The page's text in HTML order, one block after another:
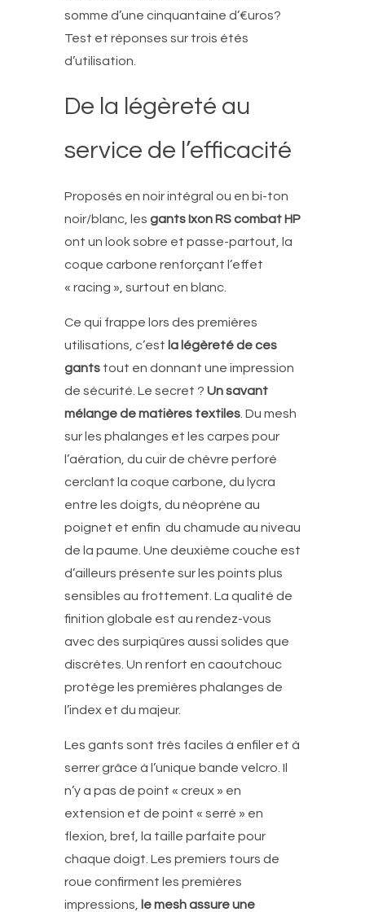
somme d’une cinquantaine d’€uros?
Test et réponses sur trois étés
d’utilisation.
De la légèreté au
service de l’efficacité
Proposés en noir intégral ou en bi-ton
noir/blanc, les gants Ixon RS combat HP
ont un look sobre et passe-partout, la
coque carbone renforçant l’effet
« racing », surtout en blanc.
Ce qui frappe lors des premières
utilisations, c’est la légèreté de ces
gants tout en donnant une impression
de sécurité. Le secret ? Un savant
mélange de matières textiles . Du mesh
sur les phalanges et les carpes pour
l’aération, du cuir de chèvre perforé
cerclant la coque carbone, du lycra
entre les doigts, du néoprène au
poignet et enfin du chamude au niveau
de la paume. Une deuxième couche est
d’ailleurs présente sur les points plus
sensibles au frottement. La qualité de
finition globale est au rendez-vous
avec des surpiqûres aussi solides que
discrètes. Un renfort en caoutchouc
protège les premières phalanges de
l’index et du majeur.
Les gants sont très faciles à enfiler et à
serrer grâce à l’unique bande velcro. Il
n’y a pas de point « creux » en
extension et de point « serré » en
flexion, bref, la taille parfaite pour
chaque doigt. Les premiers tours de
roue confirment les premières
impressions,
le mesh assure une